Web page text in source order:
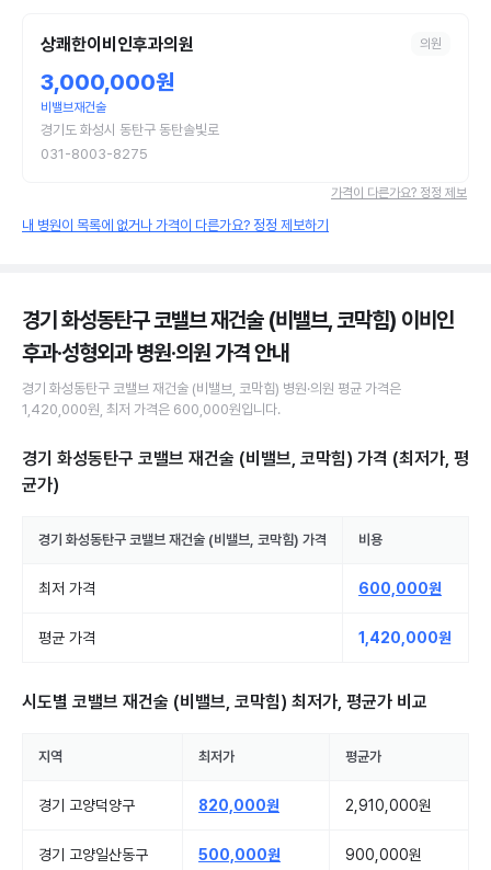
상쾌한이비인후과의원 의원
3,000,000원
비밸브재건술
경기도 화성시 동탄구 동탄솔빛로
031-8003-8275
가격이 다른가요? 정정 제보
내 병원이 목록에 없거나 가격이 다른가요? 정정 제보하기
경기 화성동탄구 코밸브 재건술 (비밸브, 코막힘) 이비인
후과·성형외과 병원·의원가격 안내
경기 화성동탄구 코밸브 재건술 (비밸브, 코막힘) 병원·의원 평균 가격은
1,420,000원 , 최저 가격은 600,000원입니다.
경기 화성동탄구 코밸브 재건술 (비밸브, 코막힘) 가격 (최저가, 평
균가)
경기 화성동탄구 코밸브 재건술 (비밸브, 코막힘) 가격 비용
최저 가격 600,000원
평균 가격 1,420,000원
시도별 코밸브 재건술 (비밸브, 코막힘) 최저가, 평균가 비교
지역 최저가 평균가
경기 고양덕양구 820,000원 2,910,000원
경기 고양일산동구 500,000원 900,000원